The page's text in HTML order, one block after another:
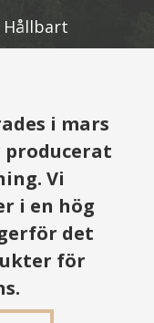
Hållbart
i mars
producerat
Vi
i en hög
det
för